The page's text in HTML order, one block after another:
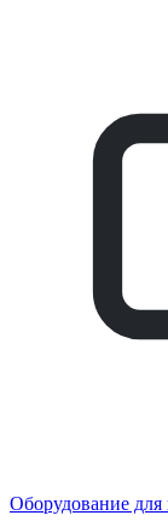
Оборудование для